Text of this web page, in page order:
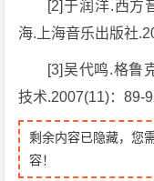
[2]于润洋.西方
海.上海音乐出版社
[3]吴代鸣.格鲁
技术.2007(11)：89-
剩余内容已隐藏，您
容！